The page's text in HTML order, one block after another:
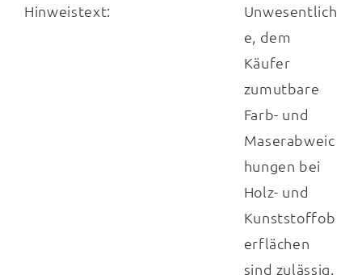
Hinweistext:
Unwesentlich
e, dem
Käufer
zumutbare
Farb- und
Maserabweic
hungen bei
Holz- und
Kunststoffob
erflächen
sind zulässig.